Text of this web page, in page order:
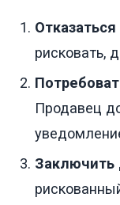
рисковать,
Продавец
Заключить